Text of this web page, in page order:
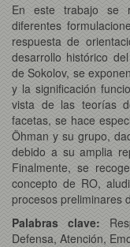
En este trabajo se
diferentes
respuesta de
desarrollo histórico
de Sokolov, se
y la significación
vista de las teorías
facetas, se hace
Öhman y su grupo,
debido a su amplia
Finalmente, se
concepto de RO,
procesos preliminares
Palabras clave:
Defensa, Atención,